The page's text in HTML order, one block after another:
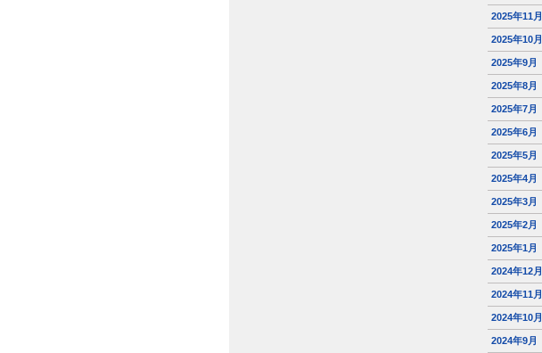
2025年11月
2025年10月
2025年9月
2025年8月
2025年7月
2025年6月
2025年5月
2025年4月
2025年3月
2025年2月
2025年1月
2024年12月
2024年11月
2024年10月
2024年9月